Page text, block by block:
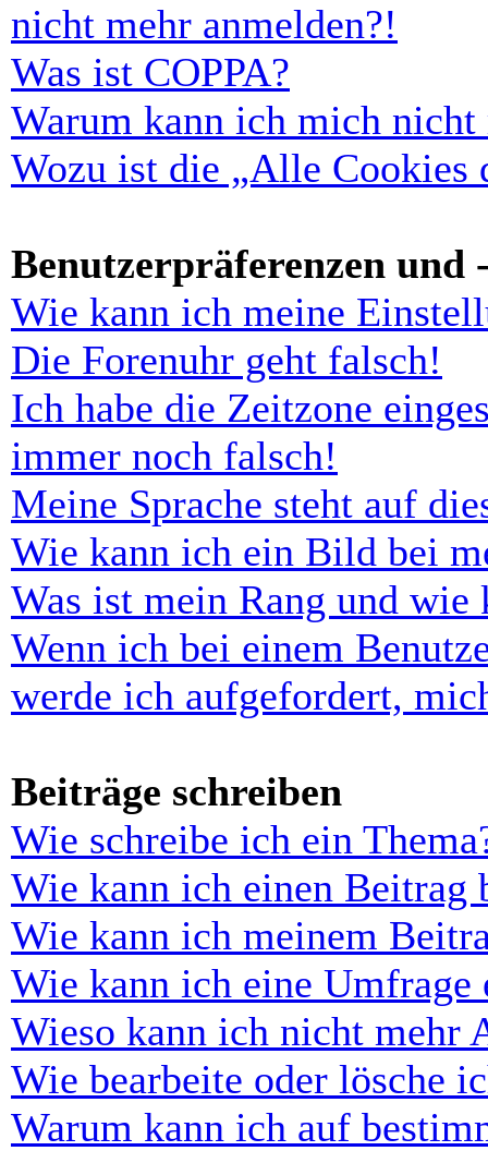
nicht mehr anmelden?!
Was ist COPPA?
Warum kann ich mich nicht
Wozu ist die „Alle Cookies
Benutzerpräferenzen und
Wie kann ich meine
Die Forenuhr geht falsch!
Ich habe die Zeitzone
immer noch falsch!
Meine Sprache steht auf
Wie kann ich ein Bild bei
Was ist mein Rang und wie
Wenn ich bei einem
werde ich aufgefordert,
Beiträge schreiben
Wie schreibe ich ein
Wie kann ich einen Beitrag
Wie kann ich meinem
Wie kann ich eine Umfrage
Wieso kann ich nicht mehr
Wie bearbeite oder lösche
Warum kann ich auf